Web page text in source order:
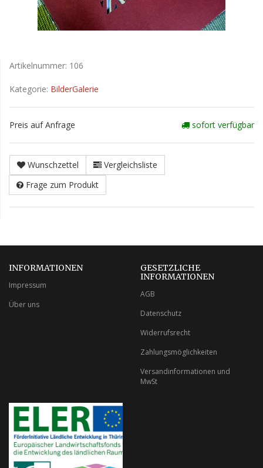
Artikelnummer: 106
Kategorie: BilderGalerie
Preis auf Anfrage sofort verfügbar
Wunschzettel
Vergleichsliste
Frage zum Produkt
INFORMATIONEN
Impressum
Über uns
GESETZLICHE
INFORMATIONEN
AGB
Datenschutz
Widerrufsrecht
Zahlungsmöglichkeiten
Versandinformationen und
MwSt